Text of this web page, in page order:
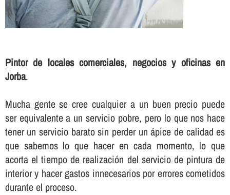
Pintor de locales comerciales, negocios y oficinas en
Jorba.
Mucha gente se cree cualquier a un buen precio puede
ser equivalente a un servicio pobre, pero lo que nos hace
tener un servicio barato sin perder un ápice de calidad es
que sabemos lo que hacer en cada momento, lo que
acorta el tiempo de realización del servicio de pintura de
interior y hacer gastos innecesarios por errores cometidos
durante el proceso.